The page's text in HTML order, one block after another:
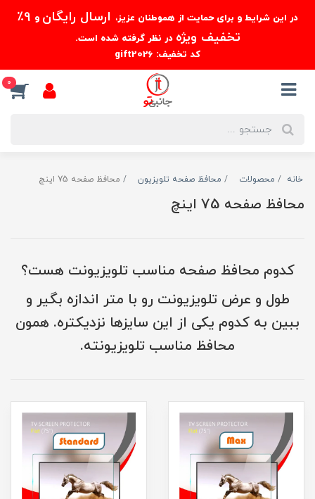
در این شرایط و برای حمایت از هموطنان عزیز، ارسال رایگان و
9٪
تخفیف ویژه در نظر گرفته شده است.
کد تخفیف: gift2026
0
خانه محصولات محافظ صفحه تلویزیون محافظ صفحه 75 اینچ
محافظ صفحه 75 اینچ
کدوم محافظ صفحه مناسب تلویزیونت هست؟
طول و عرض تلویزیونت رو با متر اندازه بگیر و
ببین به کدوم یکی از این سایزها نزدیکتره. همون
محافظ مناسب تلویزیونته.